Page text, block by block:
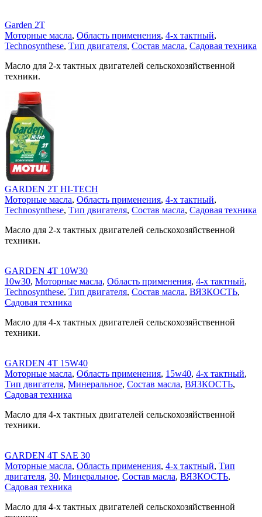
Garden 2T
Моторные масла, Область применения, 4-х тактный,
Technosynthese, Тип двигателя, Состав масла, Садовая техника
Масло для 2-х тактных двигателей сельскохозяйственной
техники.
GARDEN 2T HI-TECH
Моторные масла, Область применения, 4-х тактный,
Technosynthese, Тип двигателя, Состав масла, Садовая техника
Масло для 2-х тактных двигателей сельскохозяйственной
техники.
GARDEN 4T 10W30
10w30, Моторные масла, Область применения, 4-х тактный,
Technosynthese, Тип двигателя, Состав масла, ВЯЗКОСТЬ,
Садовая техника
Масло для 4-х тактных двигателей сельскохозяйственной
техники.
GARDEN 4T 15W40
Моторные масла, Область применения, 15w40, 4-х тактный,
Тип двигателя, Минеральное, Состав масла, ВЯЗКОСТЬ,
Садовая техника
Масло для 4-х тактных двигателей сельскохозяйственной
техники.
GARDEN 4T SAE 30
Моторные масла, Область применения, 4-х тактный, Тип
двигателя, 30, Минеральное, Состав масла, ВЯЗКОСТЬ,
Садовая техника
Масло для 4-х тактных двигателей сельскохозяйственной